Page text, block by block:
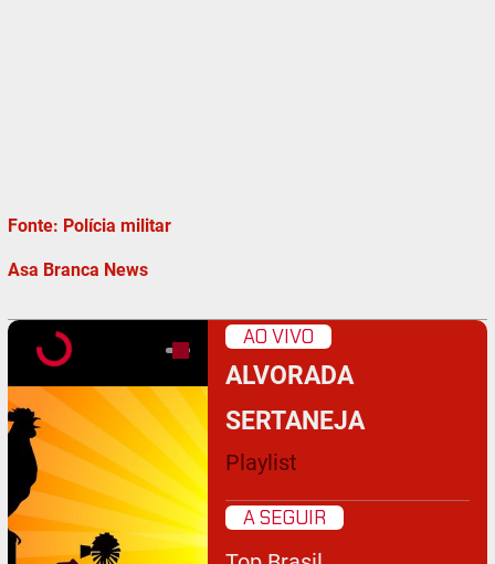
Fonte: Polícia militar
Asa Branca News
AO VIVO
ALVORADA
SERTANEJA
Playlist
A SEGUIR